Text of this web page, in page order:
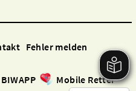
Fehler melden
BIWAPP Mobile Retter